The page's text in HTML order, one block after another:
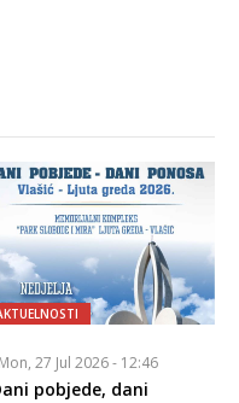
Mon, 27 Jul 2026 - 12:46
pobjede, dani